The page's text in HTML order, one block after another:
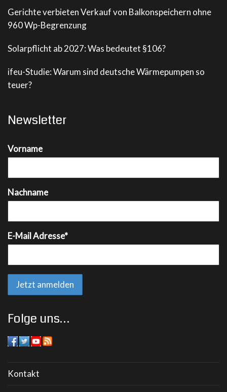
Gerichte verbieten Verkauf von Balkonspeichern ohne
960 Wp-Begrenzung
Solarpflicht ab 2027: Was bedeutet §106?
ifeu-Studie: Warum sind deutsche Wärmepumpen so
teuer?
Newsletter
Vorname
Nachname
E-Mail Adresse*
Folge uns…
Kontakt